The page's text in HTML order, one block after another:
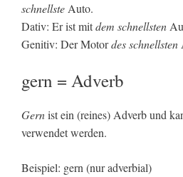
schnellste Auto.
Dativ: Er ist mitdem schnellsten
Genitiv: Der Motordes schnellsten
gern = Adverb
Gernist ein (reines) Adverb und
verwendet werden.
Beispiel: gern (nur adverbial)